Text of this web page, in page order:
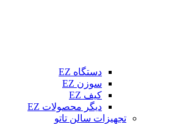
دستگاه EZ
سوزن EZ
کیف EZ
دیگر محصولات EZ
تجهیزات سالن تاتو